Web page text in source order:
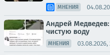
МНЕНИЯ
Андрей
чистую воду
МНЕНИЯ 03.08.2026,